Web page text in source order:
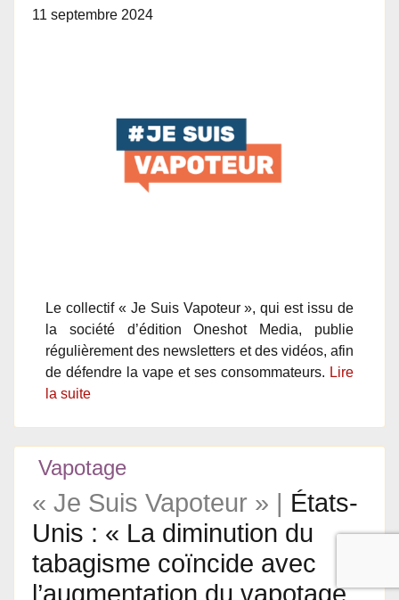
11 septembre 2024
Le collectif « Je Suis Vapoteur », qui est issu de
la société d’édition Oneshot Media, publie
régulièrement des newsletters et des vidéos, afin
de défendre la vape et ses consommateurs. Lire
la suite
Vapotage
« Je Suis Vapoteur » | États-
Unis : « La diminution du
tabagisme coïncide avec
l’augmentation du vapotage